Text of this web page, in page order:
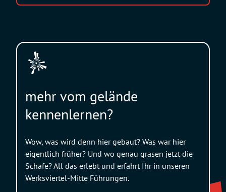
mehr vom gelände
kennenlernen?
Wow, was wird denn hier gebaut? Was war hier
eigentlich früher? Und wo genau grasen jetzt die
Schafe? All das erlebt und erfahrt Ihr in unseren
Werksviertel-Mitte Führungen.